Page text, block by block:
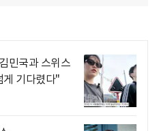
민국과 스위스
게 기다렸다"